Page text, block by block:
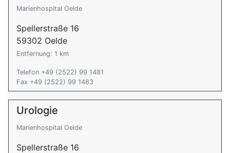
Marienhospital Oelde
Spellerstraße 16
59302 Oelde
Entfernung: 1 km
Telefon +49 (2522) 99 1481
Fax +49 (2522) 99 1483
Urologie
Marienhospital Oelde
Spellerstraße 16